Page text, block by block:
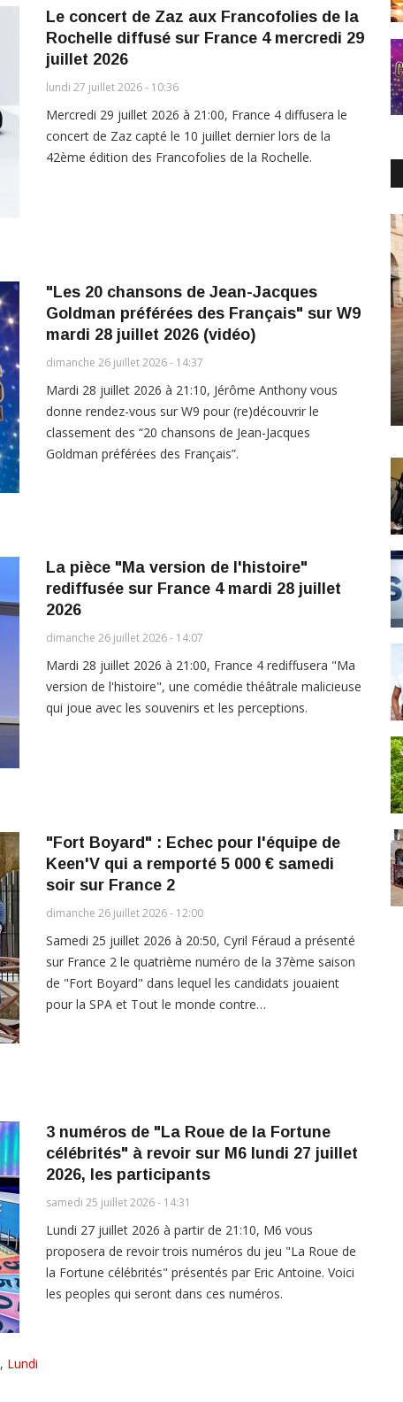
Le concert de Zaz aux Francofolies de la
Rochelle diffusé sur France 4 mercredi 29
juillet 2026
lundi 27 juillet 2026 - 10:36
Mercredi 29 juillet 2026 à 21:00, France 4 diffusera le
concert de Zaz capté le 10 juillet dernier lors de la
42ème édition des Francofolies de la Rochelle.
"Les 20 chansons de Jean-Jacques
Goldman préférées des Français" sur W9
mardi 28 juillet 2026 (vidéo)
dimanche 26 juillet 2026 - 14:37
Mardi 28 juillet 2026 à 21:10, Jérôme Anthony vous
donne rendez-vous sur W9 pour (re)découvrir le
classement des “20 chansons de Jean-Jacques
Goldman préférées des Français”.
La pièce "Ma version de l'histoire"
rediffusée sur France 4 mardi 28 juillet
2026
dimanche 26 juillet 2026 - 14:07
Mardi 28 juillet 2026 à 21:00, France 4 rediffusera "Ma
version de l'histoire", une comédie théâtrale malicieuse
qui joue avec les souvenirs et les perceptions.
"Fort Boyard" : Echec pour l'équipe de
Keen'V qui a remporté 5 000 € samedi
soir sur France 2
dimanche 26 juillet 2026 - 12:00
Samedi 25 juillet 2026 à 20:50, Cyril Féraud a présenté
sur France 2 le quatrième numéro de la 37ème saison
de "Fort Boyard" dans lequel les candidats jouaient
pour la SPA et Tout le monde contre…
3 numéros de "La Roue de la Fortune
célébrités" à revoir sur M6 lundi 27 juillet
2026, les participants
samedi 25 juillet 2026 - 14:31
Lundi 27 juillet 2026 à partir de 21:10, M6 vous
proposera de revoir trois numéros du jeu "La Roue de
la Fortune célébrités" présentés par Eric Antoine. Voici
les peoples qui seront dans ces numéros.
, Lundi